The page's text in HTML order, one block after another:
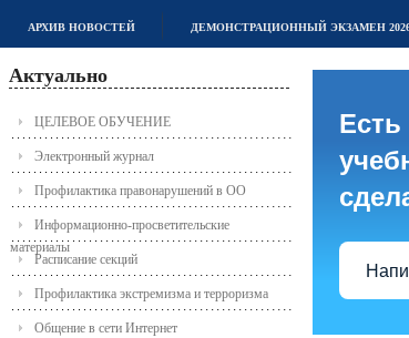
АРХИВ НОВОСТЕЙ ДЕМОНСТРАЦИОННЫЙ ЭКЗАМЕН
Актуально
ЦЕЛЕВОЕ ОБУЧЕНИЕ
Электронный журнал
Профилактика правонарушений в ОО
Информационно-просветительские
материалы
Расписание секций
Профилактика экстремизма и терроризма
Общение в сети Интернет